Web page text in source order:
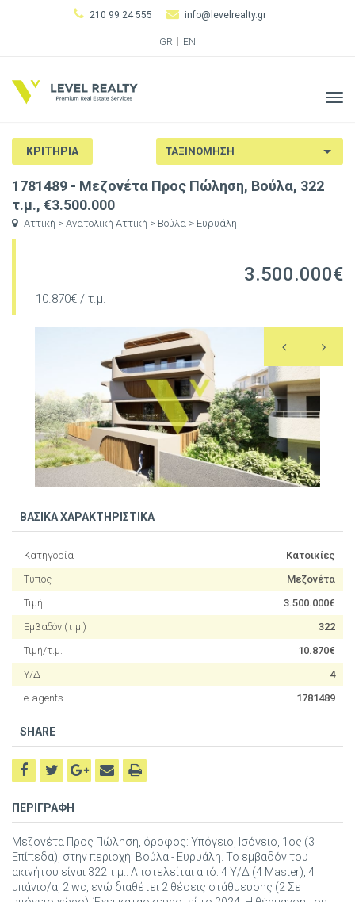
210 99 24 555 info@levelrealty.gr
GR EN
1781489 - Μεζονέτα Προς Πώληση, Βούλα, 322
τ.μ., €3.500.000
Αττική > Ανατολική Αττική > Βούλα > Ευρυάλη
3.500.000€
10.870€ / τ.μ.
ΒΑΣΙΚΑ ΧΑΡΑΚΤΗΡΙΣΤΙΚΑ
Κατηγορία
Κατοικίες
Τύπος
Μεζονέτα
Τιμή
3.500.000€
Εμβαδόν (τ.μ.)
322
Τιμή/τ.μ.
10.870€
Υ/Δ
4
e-agents
1781489
SHARE
ΠΕΡΙΓΡΑΦΗ
Μεζονέτα Προς Πώληση, όροφος: Υπόγειο, Ισόγειο, 1ος (3
Επίπεδα), στην περιοχή: Βούλα - Ευρυάλη. Το εμβαδόν του
ακινήτου είναι 322 τ.μ.. Αποτελείται από: 4 Υ/Δ (4 Master), 4
μπάνιο/α, 2 wc, ενώ διαθέτει 2 θέσεις στάθμευσης (2 Σε
ΚΡΙΤΗΡΙΑ